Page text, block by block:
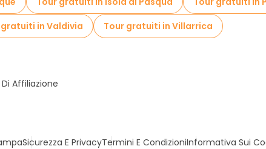
gratuiti in Valdivia Tour gratuiti in Villarrica
Affiliazione
Sicurezza E PrivacyTermini E CondizioniInformativa Sui